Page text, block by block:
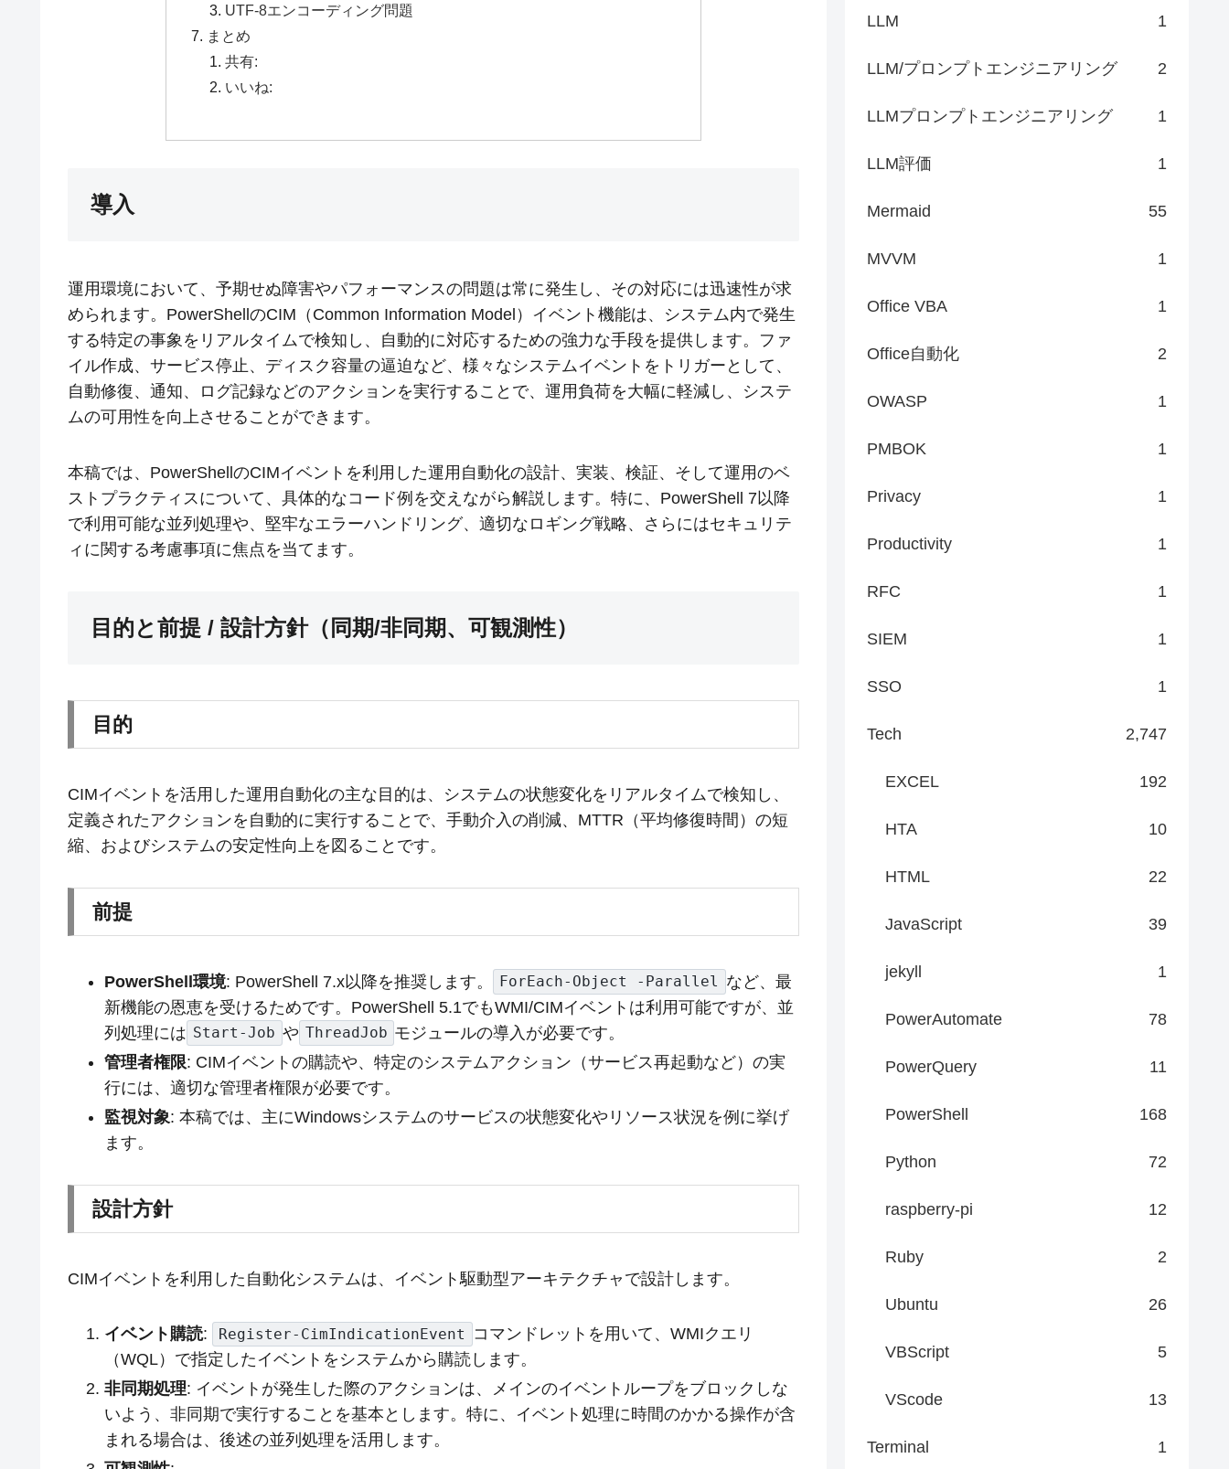
UTF-8エンコーディング問題
まとめ
共有:
いいね:
導入
運用環境において、予期せぬ障害やパフォーマンスの問題は常に発生し、その対応には迅速性が求
められます。PowerShellのCIM（Common Information Model）イベント機能は、システム内で発生
する特定の事象をリアルタイムで検知し、自動的に対応するための強力な手段を提供します。ファ
イル作成、サービス停止、ディスク容量の逼迫など、様々なシステムイベントをトリガーとして、
自動修復、通知、ログ記録などのアクションを実行することで、運用負荷を大幅に軽減し、システ
ムの可用性を向上させることができます。
本稿では、PowerShellのCIMイベントを利用した運用自動化の設計、実装、検証、そして運用のベ
ストプラクティスについて、具体的なコード例を交えながら解説します。特に、PowerShell 7以降
で利用可能な並列処理や、堅牢なエラーハンドリング、適切なロギング戦略、さらにはセキュリテ
ィに関する考慮事項に焦点を当てます。
目的と前提 / 設計方針（同期/非同期、可観測性）
目的
CIMイベントを活用した運用自動化の主な目的は、システムの状態変化をリアルタイムで検知し、
定義されたアクションを自動的に実行することで、手動介入の削減、MTTR（平均修復時間）の短
縮、およびシステムの安定性向上を図ることです。
前提
PowerShell環境: PowerShell 7.x以降を推奨します。 ForEach-Object -Parallel など、最
新機能の恩恵を受けるためです。PowerShell 5.1でもWMI/CIMイベントは利用可能ですが、並
列処理には Start-Job や ThreadJob モジュールの導入が必要です。
管理者権限: CIMイベントの購読や、特定のシステムアクション（サービス再起動など）の実
行には、適切な管理者権限が必要です。
監視対象: 本稿では、主にWindowsシステムのサービスの状態変化やリソース状況を例に挙げ
ます。
設計方針
CIMイベントを利用した自動化システムは、イベント駆動型アーキテクチャで設計します。
イベント購読: Register-CimIndicationEvent
コマンドレットを用いて、WMIクエリ
（WQL）で指定したイベントをシステムから購読します。
非同期処理: イベントが発生した際のアクションは、メインのイベントループをブロックしな
いよう、非同期で実行することを基本とします。特に、イベント処理に時間のかかる操作が含
まれる場合は、後述の並列処理を活用します。
LLM 1
LLM/プロンプトエンジニアリング 2
LLMプロンプトエンジニアリング 1
LLM評価 1
Mermaid 55
MVVM 1
Office VBA 1
Office自動化 2
OWASP 1
PMBOK 1
Privacy 1
Productivity 1
RFC 1
SIEM 1
SSO 1
Tech 2,747
EXCEL 192
HTA 10
HTML 22
JavaScript 39
jekyll 1
PowerAutomate 78
PowerQuery 11
PowerShell 168
Python 72
raspberry-pi 12
Ruby 2
Ubuntu 26
VBScript 5
VScode 13
Terminal 1